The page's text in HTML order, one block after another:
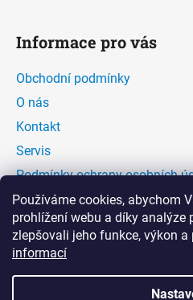
Používáme cookies, abychom
prohlížení webu a díky analýze
zlepšovali jeho funkce, výkon a
informací
Informace pro vás
Obchodní podmínky
O nás
Kontakt
Servis
Podmínky ochrany osobních
Kontaktní formulář
Facebook